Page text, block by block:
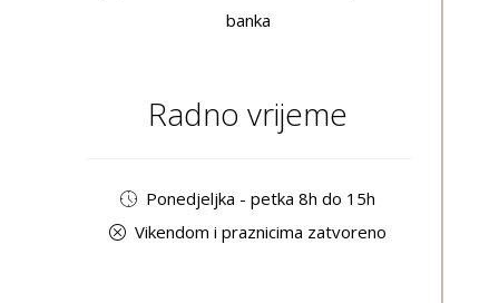
banka
Radno vrijeme
Ponedjeljka - petka 8h do 15h
Vikendom i praznicima zatvoreno